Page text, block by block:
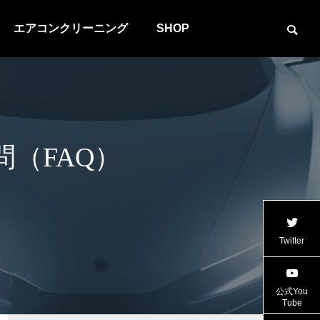
エアコンクリーニング SHOP
FAQ）
Twitter
公式You
Tube